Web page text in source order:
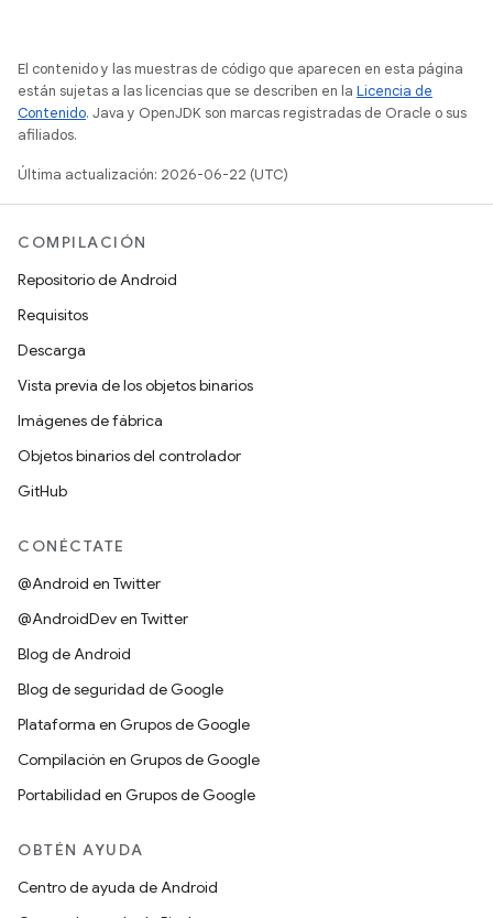
El contenido y las muestras de código que aparecen en esta página
están sujetas a las licencias que se describen en la Licencia de
Contenido. Java y OpenJDK son marcas registradas de Oracle o sus
afiliados.
Última actualización: 2026-06-22 (UTC)
COMPILACIÓN
Repositorio de Android
Requisitos
Descarga
Vista previa de los objetos binarios
Imágenes de fábrica
Objetos binarios del controlador
GitHub
CONÉCTATE
@Android en Twitter
@AndroidDev en Twitter
Blog de Android
Blog de seguridad de Google
Plataforma en Grupos de Google
Compilación en Grupos de Google
Portabilidad en Grupos de Google
OBTÉN AYUDA
Centro de ayuda de Android